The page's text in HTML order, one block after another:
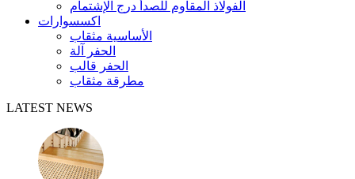
الفولاذ المقاوم للصدأ درج الإشتمام
اكسسوارات
الأساسية مثقاب
الحفر آلة
الحفر قالب
مطرقة مثقاب
LATEST NEWS